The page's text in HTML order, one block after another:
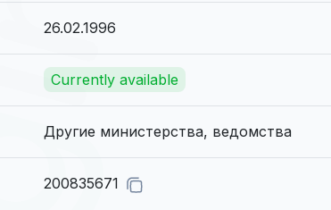
26.02.1996
Currently available
Другие министерства, ведомства
200835671